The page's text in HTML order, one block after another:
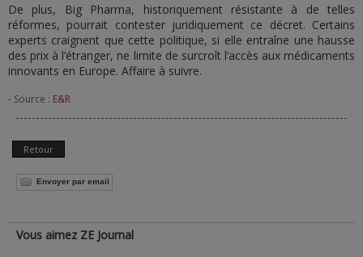
De plus, Big Pharma, historiquement résistante à de telles
réformes, pourrait contester juridiquement ce décret. Certains
experts craignent que cette politique, si elle entraîne une hausse
des prix à l’étranger, ne limite de surcroît l’accès aux médicaments
innovants en Europe. Affaire à suivre.
- Source : E&R
Retour
Envoyer par email
Vous aimez ZE Journal